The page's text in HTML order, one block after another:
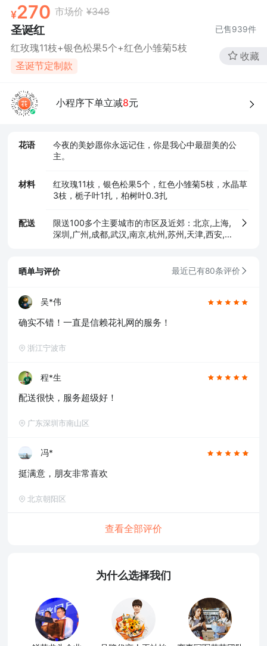
270 市场价 ¥348
圣诞红 已售939件
红玫瑰11枝+银色松果5个+红色小雏菊5枝
圣诞节定制款
收藏
小程序下单立减8元
花语
今夜的美妙愿你永远记住，你是我心中最甜美的公
主。
材料
红玫瑰11枝，银色松果5个，红色小雏菊5枝，水晶草
3枝，栀子叶1扎，柏树叶0.3扎
配送
限送100多个主要城市的市区及近郊：北京,上海,
深圳,广州,成都,武汉,南京,杭州,苏州,天津,西安,
齐,贵阳,昆明,福州,长春,南昌,兰州,珠海,南宁,中
坊,镇江,衡阳,包头,赣州,扬州,清远,荆州,莆田,汉
林,吉林,淄博,蚌埠,柳州,遵义,邢台,宜春,漳州,三
尔,连云港,新乡,黄冈,焦作,十堰,驻马店,信阳,牡丹
口,平顶山,临汾,韶关,日照,新余,晋城,松原,淮北,
淮南,晋中,潮州,滨州,自贡,六安,株州,濮阳,常熟,
晋江,顺德,江阴,吴江,昆山,义乌,惠阳,银川,温江,
城,仙桃,菏泽
晒单与评价 最近已有80条评价
吴*伟
确实不错！一直是信赖花礼网的服务！
浙江宁波市
程*生
配送很快，服务超级好！
广东深圳市南山区
冯*
挺满意，朋友非常喜欢
北京朝阳区
查看全部评价
为什么选择我们